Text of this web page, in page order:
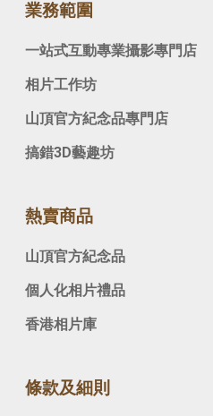
業務範圍
一站式互動專業攝影專門店
相片工作坊
山頂官方紀念品專門店
搞錯3D藝趣坊
熱賣商品
山頂官方紀念品
個人化相片禮品
香港相片庫
條款及細則